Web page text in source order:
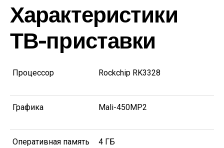
Характеристики
ТВ-приставки
Процессор Rockchip RK3328
Графика Mali-450MP2
Оперативная память 4 ГБ